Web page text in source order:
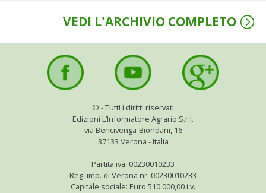
VEDI L'ARCHIVIO COMPLETO
© - Tutti i diritti riservati
Edizioni L’Informatore Agrario S.r.l.
via Bencivenga-Biondani, 16
37133 Verona - Italia
Partita iva: 00230010233
Reg. imp. di Verona nr. 00230010233
Capitale sociale: Euro 510.000,00 i.v.